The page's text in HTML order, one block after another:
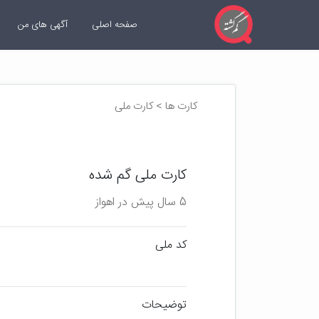
صفحه اصلی آگهی های من
کارت ها > کارت ملی
کارت ملی گم شده
5 سال پیش در اهواز
کد ملی
توضیحات